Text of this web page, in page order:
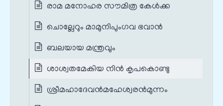
രാമ മനോഹര സൗമിത്ര കേള്‍ക്ക
ചൊല്ലേറും മാമുനിപുംഗവ ഭവാന്‍
ബലയായ മന്ത്രവും
ശാശ്വതമേകിയ നിന്‍ കൃപകൊണ്ടു
ശ്രീമഹാദേവന്‍മഹേശ്വരന്‍മുന്നം